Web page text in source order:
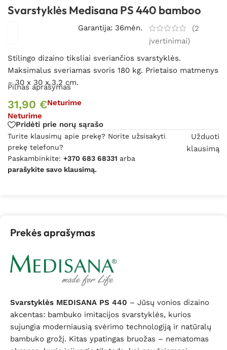
Svarstyklės Medisana PS 440 bamboo
Garantija: 36mėn. (2
įvertinimai)
Stilingo dizaino tiksliai sveriančios svarstyklės.
Maksimalus sveriamas svoris 180 kg. Prietaiso matmenys
– 30 x 30 x 3.2 cm.
Pilnas aprašymas
31,90 €Neturime
Neturime
Pridėti prie norų sąrašo
Turite klausimų apie prekę? Norite užsisakyti
prekę telefonu?
Paskambinkite: +370 683 68331 arba
parašykite savo klausimą.
Užduoti
klausimą
Prekės aprašymas
Svarstyklės MEDISANA PS 440 – Jūsų vonios dizaino
akcentas: bambuko imitacijos svarstyklės, kurios
sujungia moderniausią svėrimo technologiją ir natūralų
bambuko grožį. Kitas ypatingas bruožas – nematomas